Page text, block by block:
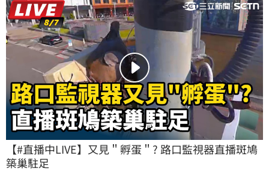
【#直播中LIVE】又見＂孵蛋＂? 路口監視器直播斑鳩
築巢駐足